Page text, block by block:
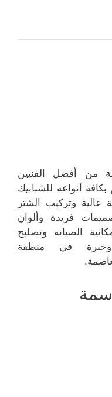
من أفضل الفنيين
أنواعه للشبابيك
عالية وتركيب الشتر
فريدة وألوان
الصيانة وتصليح
وخبرة في منطقة